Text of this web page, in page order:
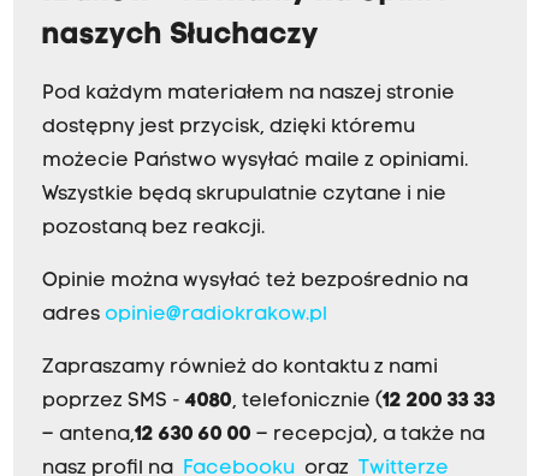
naszych Słuchaczy
Pod każdym materiałem na naszej stronie
dostępny jest przycisk, dzięki któremu
możecie Państwo wysyłać maile z opiniami.
Wszystkie będą skrupulatnie czytane i nie
pozostaną bez reakcji.
Opinie można wysyłać też bezpośrednio na
adres opinie@radiokrakow.pl
Zapraszamy również do kontaktu z nami
poprzez SMS - 4080, telefonicznie (12 200 33 33
– antena,12 630 60 00 – recepcja), a także na
nasz profil na Facebookuoraz Twitterze